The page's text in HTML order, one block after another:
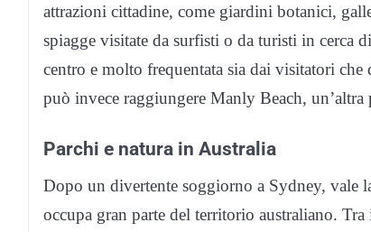
attrazioni cittadine, come giardini botanici,
spiagge visitate da surfisti o da turisti in cerca
centro e molto frequentata sia dai visitatori
può invece raggiungere Manly Beach, un’altra
Parchi e natura in Australia
Dopo un divertente soggiorno a Sydney, vale
occupa gran parte del territorio australiano.